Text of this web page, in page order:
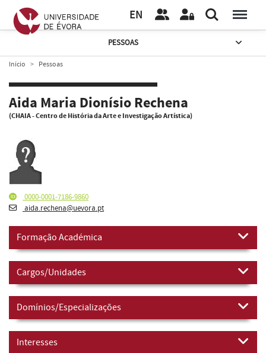
EN
PESSOAS
Início Pessoas
Aida Maria Dionísio Rechena
(CHAIA - Centro de História da Arte e Investigação Artística)
0000-0001-7186-9860
aida.rechena@uevora.pt
Formação Académica
Cargos/Unidades
Domínios/Especializações
Interesses